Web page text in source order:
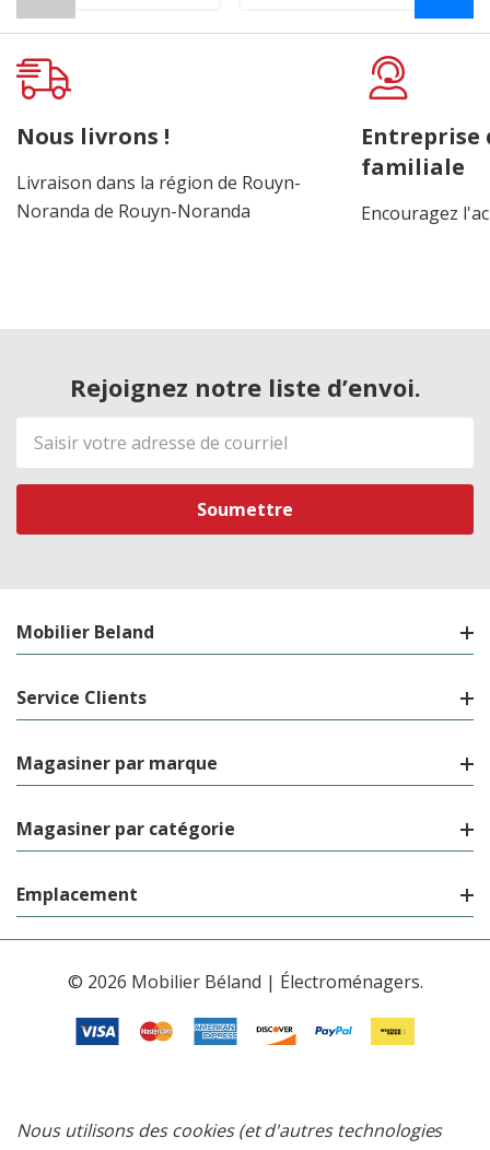
Nous livrons !
Livraison dans la région de Rouyn-
Noranda de Rouyn-Noranda
Entreprise
familiale
Encouragez
Rejoignez notre liste d’envoi.
Adresse
de
courriel
Mobilier Beland
Service Clients
Magasiner par marque
Magasiner par catégorie
Emplacement
© 2026 Mobilier Béland | Électroménagers.
Nous utilisons des cookies (et d'autres technologies